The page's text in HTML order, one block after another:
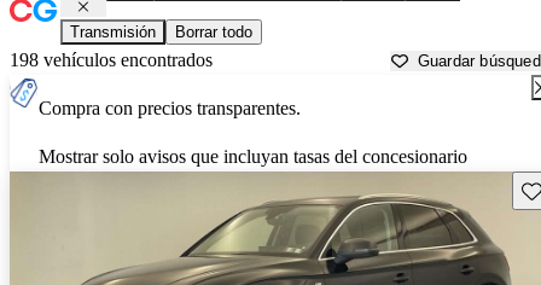
Transmisión Borrar todo
198 vehículos encontrados Guardar
Compra con precios transparentes.
Mostrar solo avisos que incluyan tasas del concesionario